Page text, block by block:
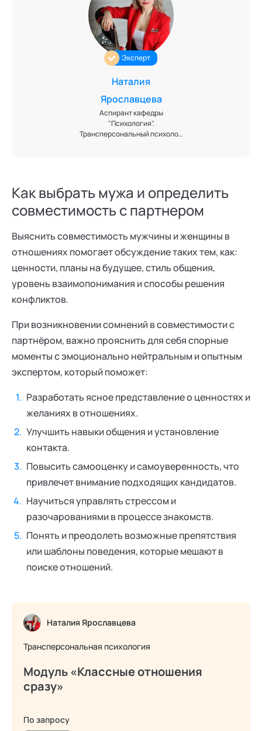
Эксперт
Наталия
Ярославцева
Аспирант кафедры
"Психология".
Трансперсональный психолог.
член Союза писателей России.
Эксперт кафедры
"Трансперсональная
социальных технологий
Как выбрать мужа и определить
совместимость с партнером
Выяснить совместимость мужчины и женщины в
отношениях помогает обсуждение таких тем, как:
ценности, планы на будущее, стиль общения,
уровень взаимопонимания и способы решения
конфликтов.
При возникновении сомнений в совместимости с
партнёром, важно прояснить для себя спорные
моменты с эмоционально нейтральным и опытным
экспертом, который поможет:
Разработать ясное представление о ценностях и
желаниях в отношениях.
Улучшить навыки общения и установление
контакта.
Повысить самооценку и самоуверенность, что
привлечет внимание подходящих кандидатов.
Научиться управлять стрессом и
разочарованиями в процессе знакомств.
Понять и преодолеть возможные препятствия
или шаблоны поведения, которые мешают в
поиске отношений.
Наталия Ярославцева
Трансперсональная психология
Модуль «Классные отношения
сразу»
По запросу